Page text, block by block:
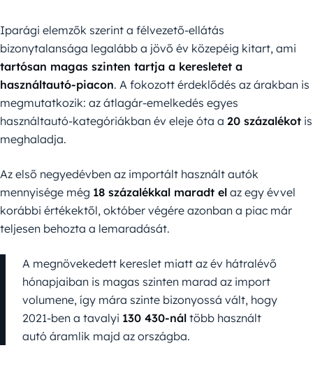
Iparági elemzők szerint a félvezető-ellátás
bizonytalansága legalább a jövő év közepéig kitart, ami
tartósan magas szinten tartja a keresletet a
használtautó-piacon. A fokozott érdeklődés az árakban is
megmutatkozik: az átlagár-emelkedés egyes
használtautó-kategóriákban év eleje óta a 20 százalékot is
meghaladja.
Az első negyedévben az importált használt autók
mennyisége még 18 százalékkal maradt el az egy évvel
korábbi értékektől, október végére azonban a piac már
teljesen behozta a lemaradását.
A megnövekedett kereslet miatt az év hátralévő
hónapjaiban is magas szinten marad az import
volumene, így mára szinte bizonyossá vált, hogy
2021-ben a tavalyi 130 430-nál több használt
autó áramlik majd az országba.